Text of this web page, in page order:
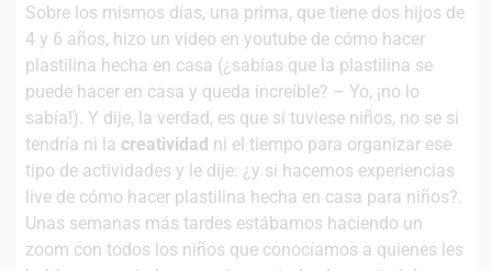
Sobre los mismos días, una prima, que tiene dos hijos de
4 y 6 años, hizo un video en youtube de cómo hacer
plastilina hecha en casa (¿sabías que la plastilina se
puede hacer en casa y queda increíble? – Yo, ¡no lo
sabía!). Y dije, la verdad, es que si tuviese niños, no se si
tendría ni la creatividad ni el tiempo para organizar ese
tipo de actividades y le dije: ¿y si hacemos experiencias
live de cómo hacer plastilina hecha en casa para niños?.
Unas semanas más tardes estábamos haciendo un
zoom con todos los niños que conocíamos a quienes les